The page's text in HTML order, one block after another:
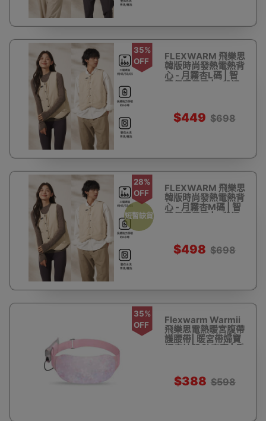
35%
OFF
FLEXWARM 飛樂思
韓版時尚發熱電熱背
心 - 月霧杏L碼 | 智
慧保暖馬甲 | 3段溫
$449 $698
短暫缺貨
28%
OFF
FLEXWARM 飛樂思
韓版時尚發熱電熱背
心 - 月霧杏M碼 | 智
慧保暖馬甲 | 3段溫
$498 $698
35%
OFF
Flexwarm Warmii
飛樂思電熱暖宮腹帶
護腰帶| 暖宮帶婦寶
經痛神器 防宮寒 | 香
$388 $598